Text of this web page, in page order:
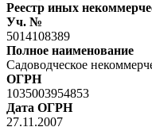
Реестр иных
Уч. №
5014108389
Полное наименование
Садоводческое
ОГРН
1035003954853
Дата ОГРН
27.11.2007